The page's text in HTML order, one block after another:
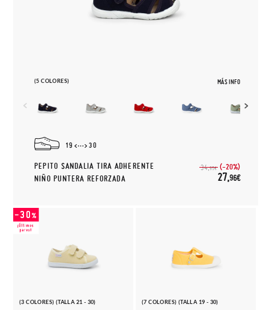
(5 COLORES) MÁS INFO
19 30
PEPITO SANDALIA TIRA ADHERENTE
NIÑO PUNTERA REFORZADA
34,95€ (-20%)
27,96€
(3 COLORES) (TALLA 21 - 30) (7 COLORES) (TALLA 19 - 30)